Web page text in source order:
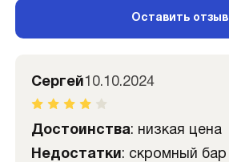
Оставить отзыв
Сергей10.10.2024
Достоинства: низкая цена
Недостатки: скромный бар